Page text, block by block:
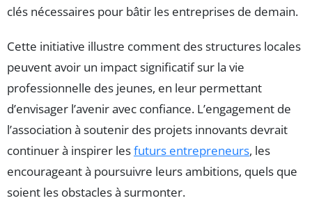
clés nécessaires pour bâtir les entreprises de demain.
Cette initiative illustre comment des structures locales
peuvent avoir un impact significatif sur la vie
professionnelle des jeunes, en leur permettant
d’envisager l’avenir avec confiance. L’engagement de
l’association à soutenir des projets innovants devrait
continuer à inspirer lesfuturs entrepreneurs, les
encourageant à poursuivre leurs ambitions, quels que
soient les obstacles à surmonter.